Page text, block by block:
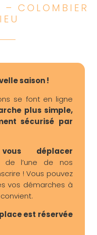
COLOMBIER
saison !
se font en ligne
plus simple,
sécurisé par
déplacer
de l’une de nos
! Vous pouvez
vos démarches à
est réservée